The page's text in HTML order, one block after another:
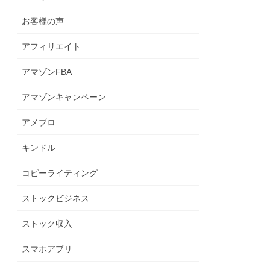
お客様の声
アフィリエイト
アマゾンFBA
アマゾンキャンペーン
アメブロ
キンドル
コピーライティング
ストックビジネス
ストック収入
スマホアプリ